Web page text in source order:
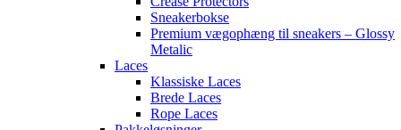
Sneakerbokse
Premium vægophæng til sneakers – Glossy
Metalic
Laces
Klassiske Laces
Brede Laces
Rope Laces